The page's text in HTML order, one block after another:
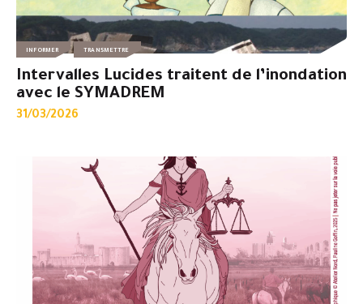
INFORMER TRANSMETTRE
Intervalles Lucides traitent de l’inondation
avec le SYMADREM
31/03/2026